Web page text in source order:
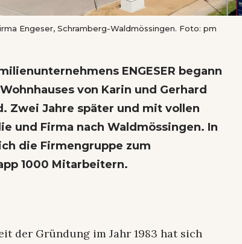
Engeser, Schramberg-Waldmössingen. Foto: pm
ENGESER begann
von Karin und Gerhard
Zwei Jahre später und mit vollen
und Firma nach Waldmössingen. In
die Firmengruppe zum
1000 Mitarbeitern.
der Gründung im Jahr 1983 hat sich